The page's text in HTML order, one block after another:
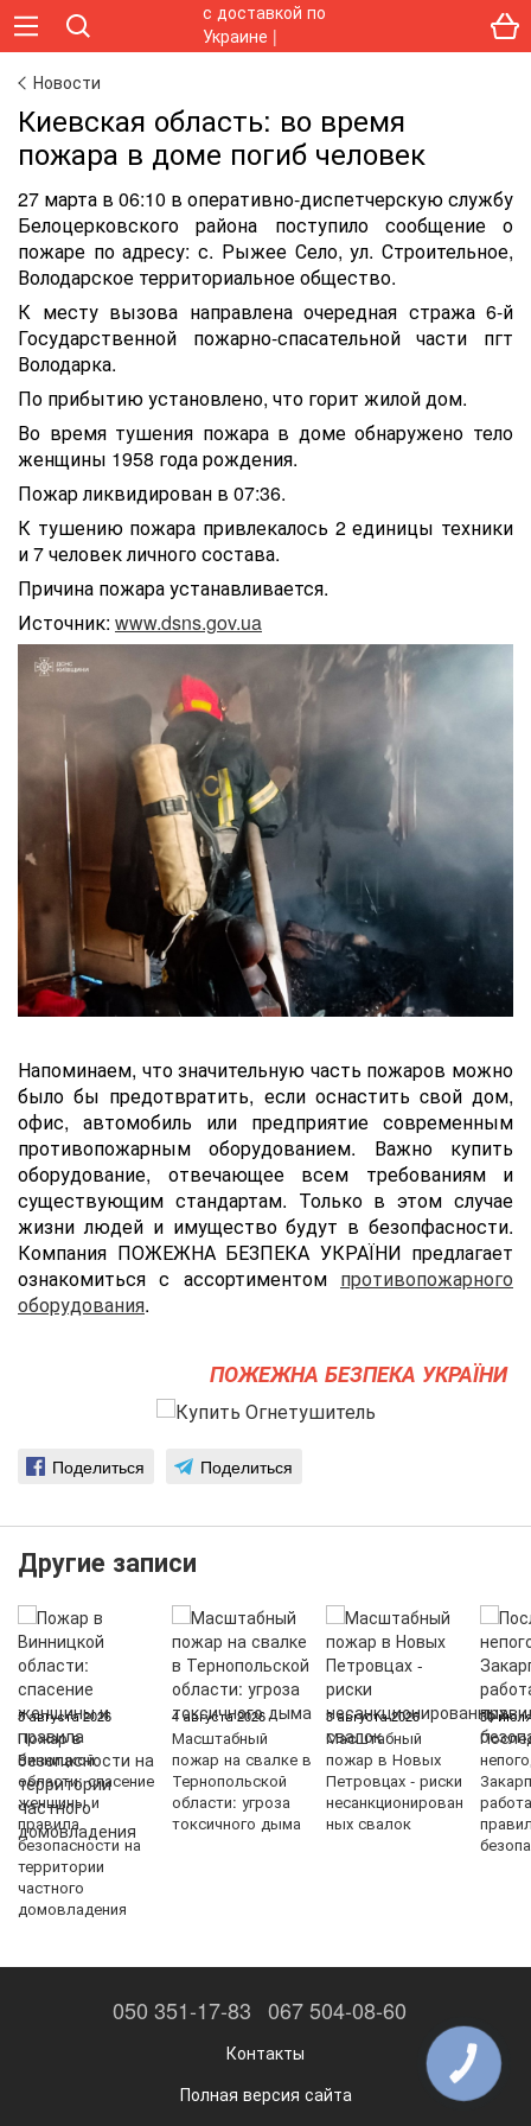
Новости
Киевская область: во время
пожара в доме погиб человек
27 марта в 06:10 в оперативно-диспетчерскую службу
Белоцерковского района поступило сообщение о
пожаре по адресу: с. Рыжее Село, ул. Строительное,
Володарское территориальное общество.
К месту вызова направлена очередная стража 6-й
Государственной пожарно-спасательной части пгт
Володарка.
По прибытию установлено, что горит жилой дом.
Во время тушения пожара в доме обнаружено тело
женщины 1958 года рождения.
Пожар ликвидирован в 07:36.
К тушению пожара привлекалось 2 единицы техники
и 7 человек личного состава.
Причина пожара устанавливается.
Источник: www.dsns.gov.ua
Напоминаем, что значительную часть пожаров можно
было бы предотвратить, если оснастить cвой дом,
офис, автомобиль или предприятие современным
противопожарным оборудованием. Важно купить
оборудование, отвечающее всем требованиям и
существующим стандартам. Только в этом случае
жизни людей и имущество будут в безопфасности.
Компания ПОЖЕЖНА БЕЗПЕКА УКРАЇНИ предлагает
ознакомиться с ассортиментом противопожарного
оборудования.
ПОЖЕЖНА БЕЗПЕКА УКРАЇНИ
Поделиться Поделиться
Другие записи
5 августа 2026
Пожар в
Винницкой
области: спасение
женщины и
правила
безопасности на
территории
частного
домовладения
4 августа 2026
Масштабный
пожар на свалке в
Тернопольской
области: угроза
токсичного дыма
3 августа 2026
Масштабный
пожар в Новых
Петровцах - риски
несанкционирован
ных свалок
30
050 351-17-83 067 504-08-60
Контакты
Полная версия сайта
КНОПКА
ЗВ'ЯЗКУ